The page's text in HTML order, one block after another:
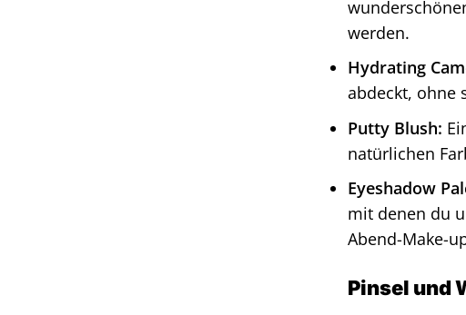
werden.
Hydrating
abdeckt, ohne
Putty Blush:
natürlichen
Eyeshadow
mit denen du
Abend-Make-
Pinsel und